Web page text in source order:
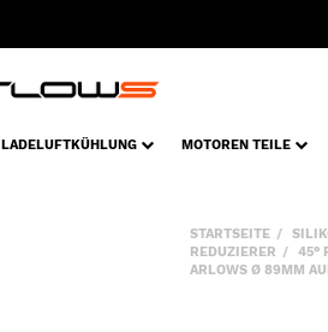
LADELUFTKÜHLUNG MOTOREN TEILE
STARTSEITE
REDUZIERER
45°
ARLOWS Ø 89MM